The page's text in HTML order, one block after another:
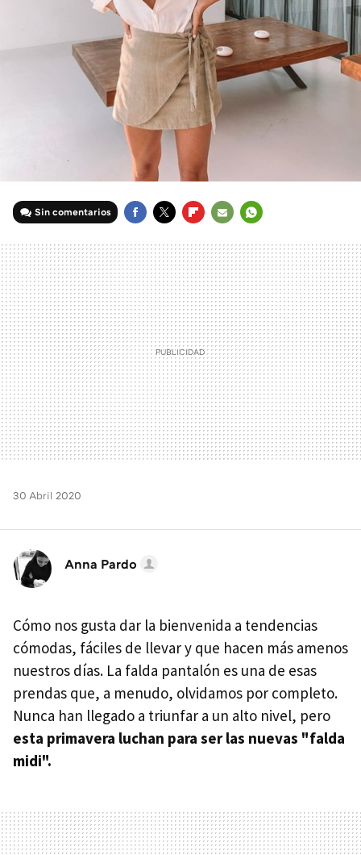
Sin comentarios
MAIL
30 Abril 2020
Anna Pardo
Cómo nos gusta dar la bienvenida a tendencias
cómodas, fáciles de llevar y que hacen más amenos
nuestros días. La falda pantalón es una de esas
prendas que, a menudo, olvidamos por completo.
Nunca han llegado a triunfar a un alto nivel, pero
esta primavera luchan para ser las nuevas "falda
midi".